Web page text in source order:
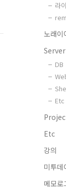
라
노래이
Server
DB
Etc
Etc
강의
미투데
메모로